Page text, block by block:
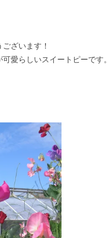
ざいます！
可愛らしいスイートピーです。